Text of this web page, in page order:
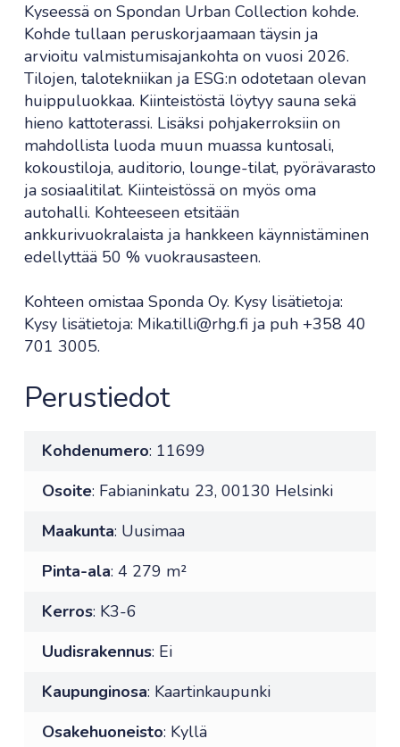
Kyseessä on Spondan Urban Collection kohde.
Kohde tullaan peruskorjaamaan täysin ja
arvioitu valmistumisajankohta on vuosi 2026.
Tilojen, talotekniikan ja ESG:n odotetaan olevan
huippuluokkaa. Kiinteistöstä löytyy sauna sekä
hieno kattoterassi. Lisäksi pohjakerroksiin on
mahdollista luoda muun muassa kuntosali,
kokoustiloja, auditorio, lounge-tilat, pyörävarasto
ja sosiaalitilat. Kiinteistössä on myös oma
autohalli. Kohteeseen etsitään
ankkurivuokralaista ja hankkeen käynnistäminen
edellyttää 50 % vuokrausasteen.
Kohteen omistaa Sponda Oy. Kysy lisätietoja:
Kysy lisätietoja: Mika.tilli@rhg.fi ja puh +358 40
701 3005.
Perustiedot
Kohdenumero: 11699
Osoite: Fabianinkatu 23, 00130 Helsinki
Maakunta: Uusimaa
Pinta-ala: 4 279 m²
Kerros: K3-6
Uudisrakennus: Ei
Kaupunginosa: Kaartinkaupunki
Osakehuoneisto: Kyllä